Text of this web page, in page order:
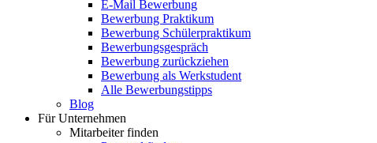
E-Mail Bewerbung
Bewerbung Praktikum
Bewerbung Schülerpraktikum
Bewerbungsgespräch
Bewerbung zurückziehen
Bewerbung als Werkstudent
Alle Bewerbungstipps
Blog
Für Unternehmen
Mitarbeiter finden